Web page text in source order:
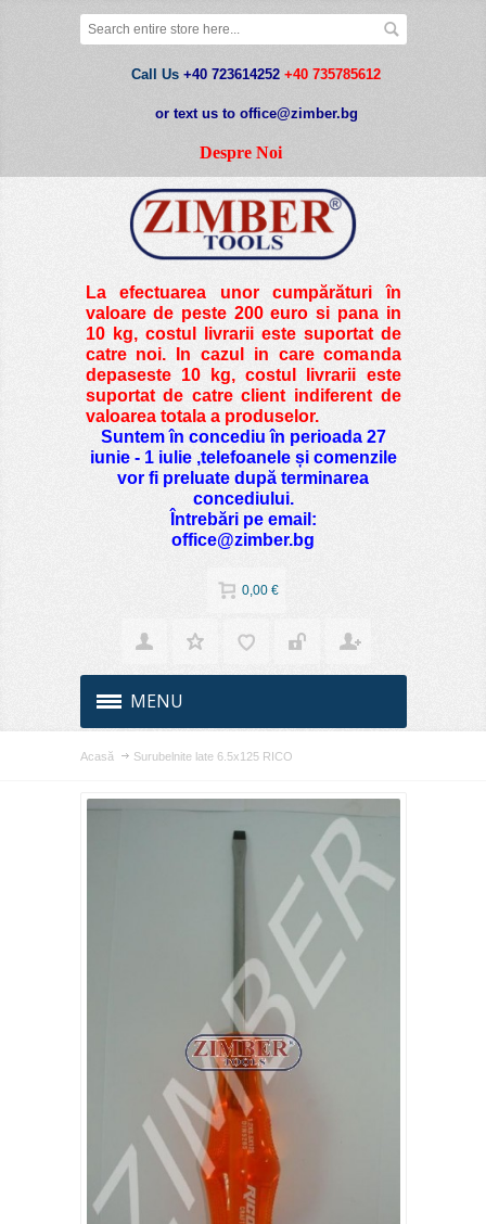
Call Us +40 723614252 +40 735785612
or text us to office@zimber.bg
Despre Noi
La efectuarea unor cumpărături în
valoare de peste200 euro si pana in
10 kg, costul livrarii este suportat de
catre noi. In cazul in care comanda
depaseste 10 kg, costul livrarii este
suportat de catre client indiferent de
valoarea totala a produselor.
Suntem în concediu în perioada 27
iunie - 1 iulie ,telefoanele și comenzile
vor fi preluate după terminarea
concediului.
Întrebări pe email:
office@zimber.bg
0,00 €
MENU
Acasă Surubelnite late 6.5х125 RICO